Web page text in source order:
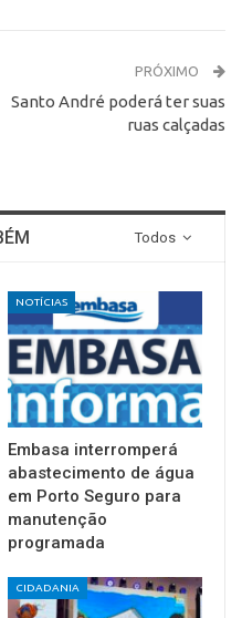
PRÓXIMO
Santo André poderá ter suas
ruas calçadas
Todos
NOTÍCIAS
Embasa interromperá
abastecimento de água
em Porto Seguro para
manutenção
programada
CIDADANIA